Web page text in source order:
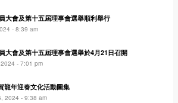
大會及第十五屆理事會選舉順利舉行
- 8:39 am
大會及第十五屆理事會選舉於4月21日召開
- 7:01 pm
龍年迎春文化活動圖集
2024 - 9:38 am